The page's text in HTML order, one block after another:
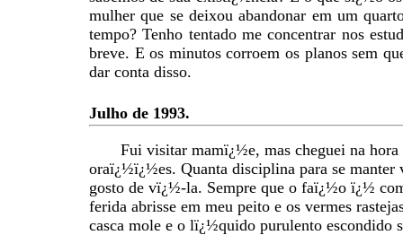
mulher que se deixou abandonar em um
tempo? Tenho tentado me concentrar nos
breve. E os minutos corroem os planos sem
dar conta disso.
Julho de 1993.
Fui visitar mamï¿½e, mas cheguei na hora
oraï¿½ï¿½es. Quanta disciplina para se
gosto de vï¿½-la. Sempre que o faï¿½o ï¿½
ferida abrisse em meu peito e os vermes
casca mole e o lï¿½quido purulento escondido